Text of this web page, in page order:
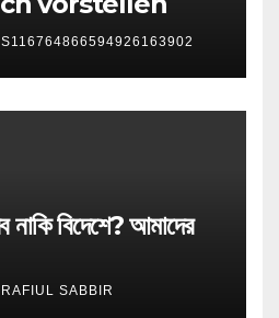
S116764866594926163902
নাকি বিদেশে? আমাদের
RAFIUL SABBIR